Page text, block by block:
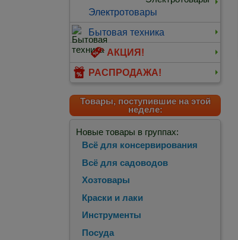
Электротовары
Бытовая техника
АКЦИЯ!
РАСПРОДАЖА!
Товары, поступившие на этой
неделе:
Новые товары в группах:
Всё для консервирования
Всё для садоводов
Хозтовары
Краски и лаки
Инструменты
Посуда